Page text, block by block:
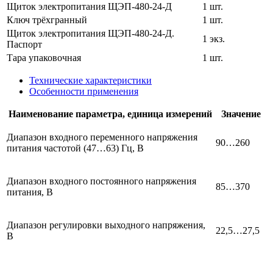
Щиток электропитания ЩЭП-480-24-Д
1 шт.
Ключ трёхгранный
1 шт.
Щиток электропитания ЩЭП-480-24-Д.
Паспорт
1 экз.
Тара упаковочная
1 шт.
Технические характеристики
Особенности применения
Наименование параметра, единица измерений Значение
Диапазон входного переменного напряжения
питания частотой (47…63) Гц, В
90…260
Диапазон входного постоянного напряжения
питания, В
85…370
Диапазон регулировки выходного напряжения,
В
22,5…27,5